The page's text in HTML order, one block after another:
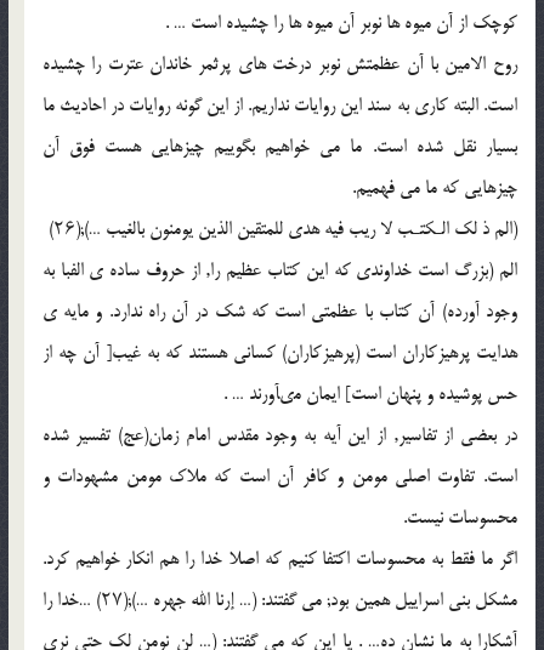
کوچک از آن میوه ها نوبر آن میوه ها را چشیده است … .
روح الامین با آن عظمتش نوبر درخت هاى پرثمر خاندان عترت را چشیده
است. البته کارى به سند این روایات نداریم. از این گونه روایات در احادیث ما
بسیار نقل شده است. ما مى خواهیم بگوییم چیزهایى هست فوق آن
چیزهایى که ما مى فهمیم.
(الم ذ لک الـکتـب لا ریب فیه هدى للمتقین الذین یومنون بالغیب …);(۲۶)
الم (بزرگ است خداوندى که این کتاب عظیم را, از حروف ساده ى الفبا به
وجود آورده) آن کتاب با عظمتى است که شک در آن راه ندارد. و مایه ى
هدایت پرهیزکاران است (پرهیزکاران) کسانى هستند که به غیب[ آن چه از
حس پوشیده و پنهان است] ایمان مىآورند … .
در بعضى از تفاسیر, از این آیه به وجود مقدس امام زمان(عج) تفسیر شده
است. تفاوت اصلى مومن و کافر آن است که ملاک مومن مشهودات و
محسوسات نیست.
اگر ما فقط به محسوسات اکتفا کنیم که اصلا خدا را هم انکار خواهیم کرد.
مشکل بنى اسراییل همین بود; مى گفتند: (… إرنا الله جهره …);(۲۷) …خدا را
آشکارا به ما نشان ده… . یا این که مى گفتند: (… لن نومن لک حتى نرى